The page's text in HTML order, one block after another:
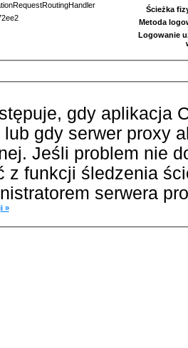
Ścieżka
Metoda
Logowanie
gdy aplikacja
gdy serwer proxy
Jeśli problem nie
z funkcji śledzenia
serwera
»